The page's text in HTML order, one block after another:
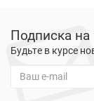
Подписка на
Будьте в курсе